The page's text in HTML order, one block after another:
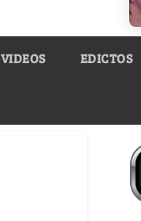
VIDEOS EDICTOS